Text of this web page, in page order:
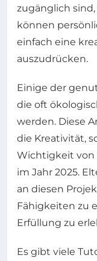
zugänglich
können
einfach eine
auszudrücken.
Einige der
die oft
werden. Diese
die Kreativität,
Wichtigkeit
im Jahr 2025.
an diesen
Fähigkeiten zu
Erfüllung zu
Es gibt viele